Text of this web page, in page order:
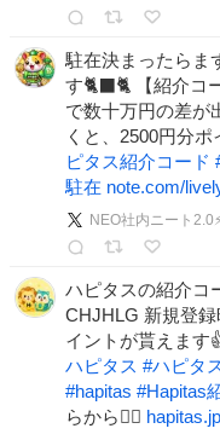
駐在決まったらま
す🐈‍⬛🐈 【紹介
で数十万円の差が
くと、2500円分
ピタス紹介コード
駐在 note.com/
ハピタスの紹介コ
CHJHLG 新規登
イントが貰えます
ハピタス #ハピタ
#hapitas #Hapitas
らから💁‍♀️